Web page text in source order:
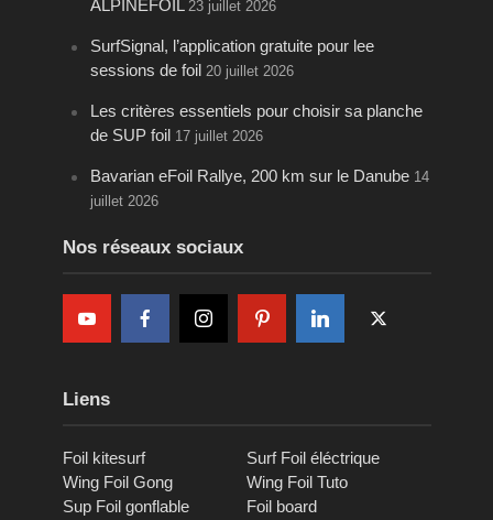
ALPINEFOIL 23 juillet 2026
SurfSignal, l’application gratuite pour lee
sessions de foil 20 juillet 2026
Les critères essentiels pour choisir sa planche
de SUP foil 17 juillet 2026
Bavarian eFoil Rallye, 200 km sur le Danube 14
juillet 2026
Nos réseaux sociaux
Liens
Foil kitesurf
Surf Foil éléctrique
Wing Foil Gong
Wing Foil Tuto
Sup Foil gonflable
Foil board